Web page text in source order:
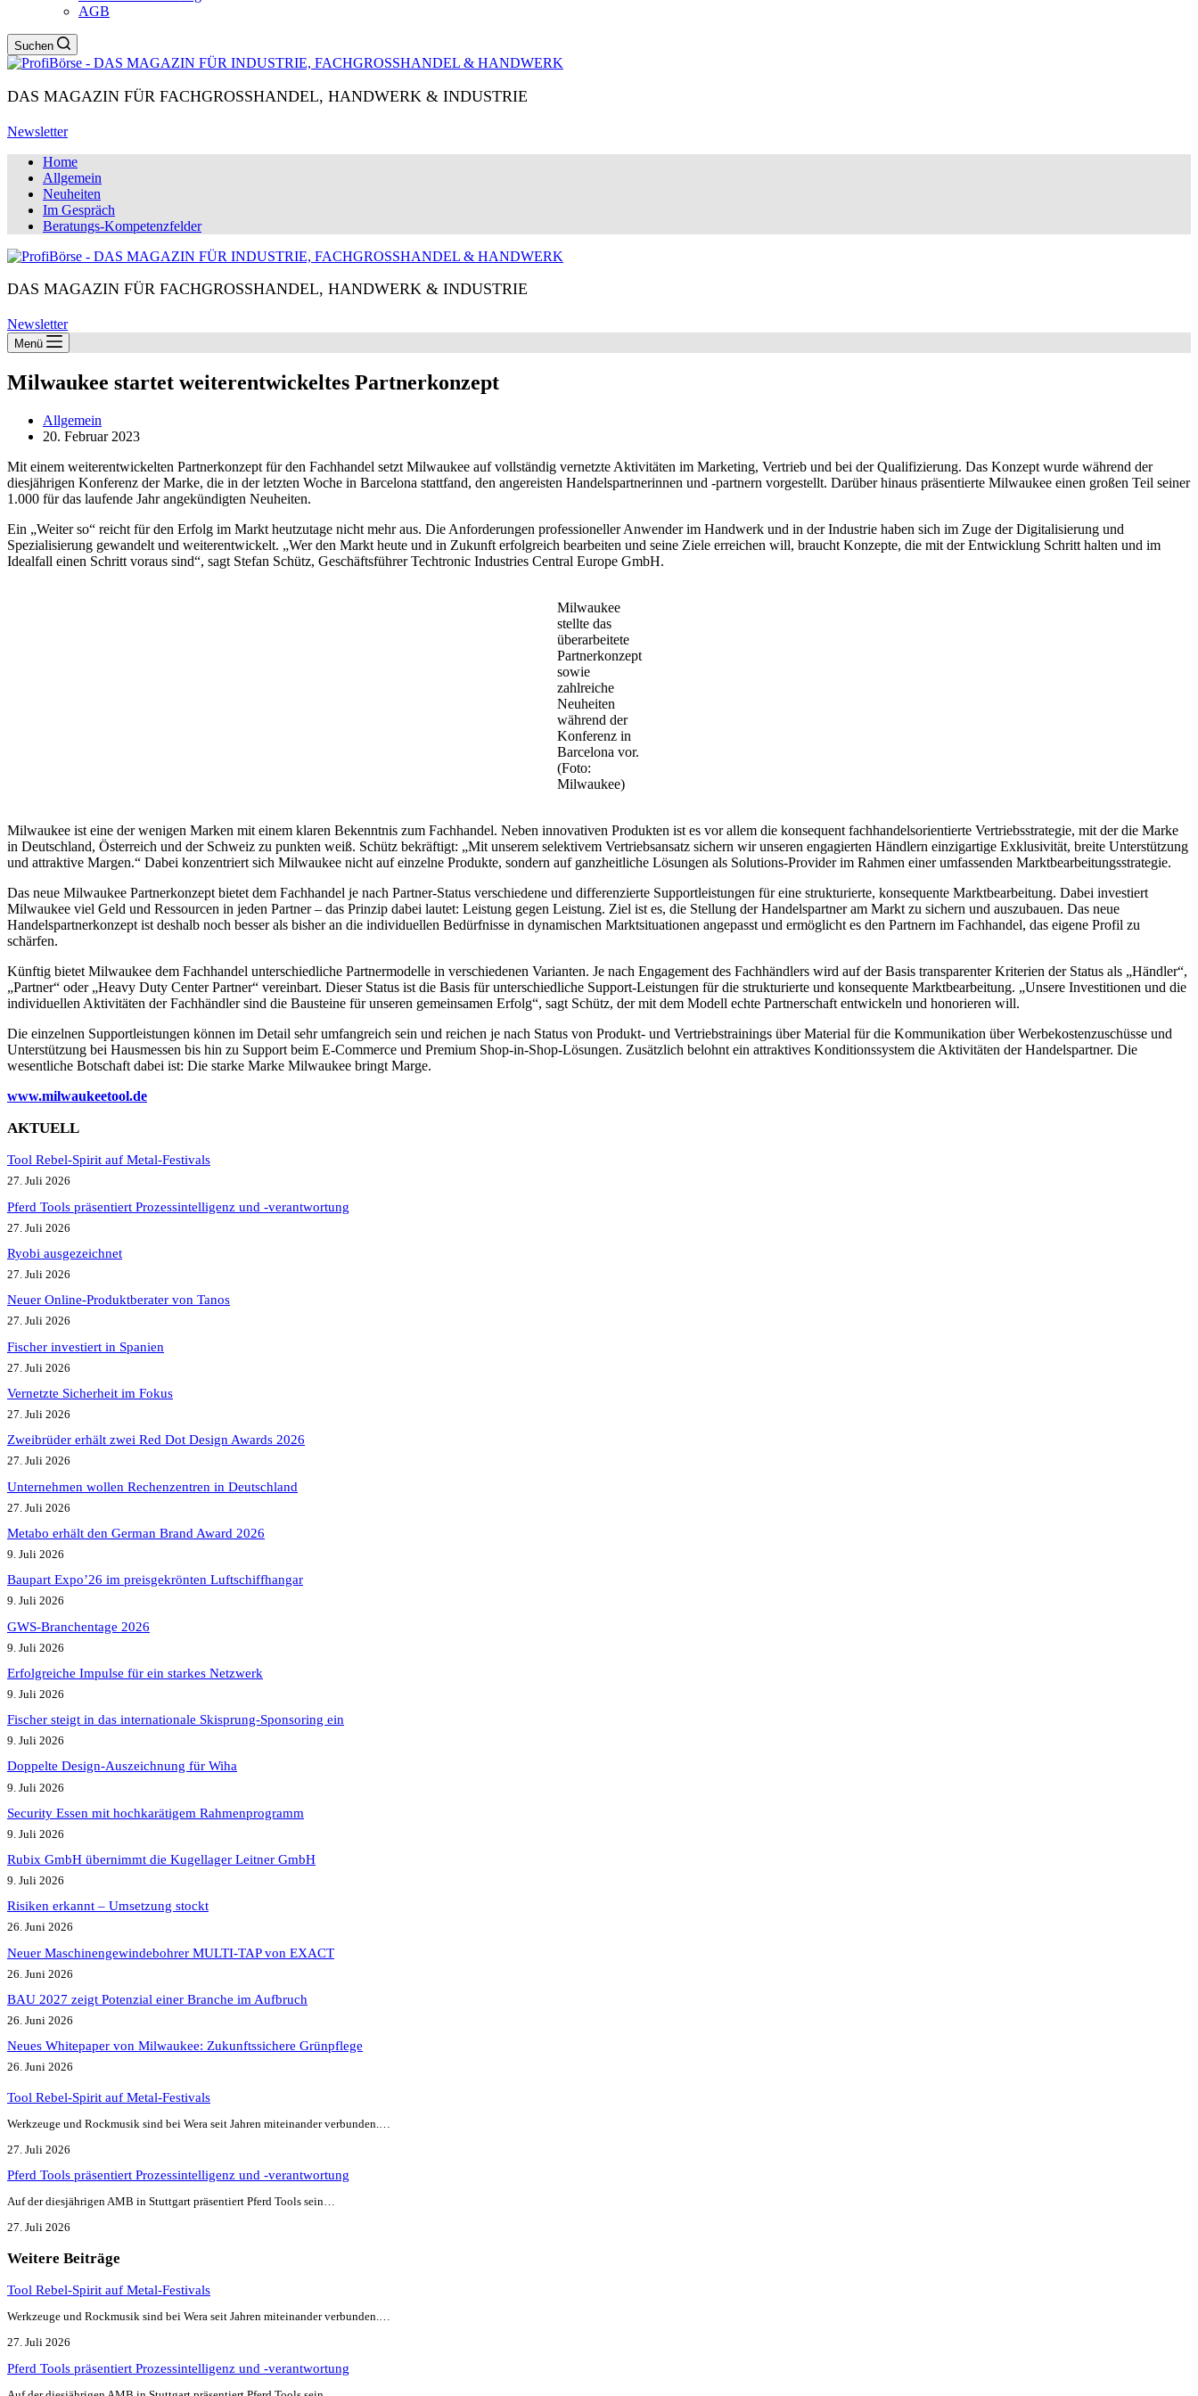
AGB
Suchen
DAS MAGAZIN FÜR FACHGROSSHANDEL, HANDWERK & INDUSTRIE
Newsletter
Home
Allgemein
Neuheiten
Im Gespräch
Beratungs-Kompetenzfelder
DAS MAGAZIN FÜR FACHGROSSHANDEL, HANDWERK & INDUSTRIE
Newsletter
Menü
Milwaukee startet weiterentwickeltes Partnerkonzept
Allgemein
20. Februar 2023
Mit einem weiterentwickelten Partnerkonzept für den Fachhandel setzt Milwaukee auf vollständig vernetzte Aktivitäten im Marketing, Vertrieb und bei der Qualifizierung. Das Konzept wurde während der
diesjährigen Konferenz der Marke, die in der letzten Woche in Barcelona stattfand, den angereisten Handelspartnerinnen und -partnern vorgestellt. Darüber hinaus präsentierte Milwaukee einen großen Teil seiner
1.000 für das laufende Jahr angekündigten Neuheiten.
Ein „Weiter so“ reicht für den Erfolg im Markt heutzutage nicht mehr aus. Die Anforderungen professioneller Anwender im Handwerk und in der Industrie haben sich im Zuge der Digitalisierung und
Spezialisierung gewandelt und weiterentwickelt. „Wer den Markt heute und in Zukunft erfolgreich bearbeiten und seine Ziele erreichen will, braucht Konzepte, die mit der Entwicklung Schritt halten und im
Idealfall einen Schritt voraus sind“, sagt Stefan Schütz, Geschäftsführer Techtronic Industries Central Europe GmbH.
Milwaukee
stellte das
überarbeitete
Partnerkonzept
sowie
zahlreiche
Neuheiten
während der
Konferenz in
Barcelona vor.
(Foto:
Milwaukee)
Milwaukee ist eine der wenigen Marken mit einem klaren Bekenntnis zum Fachhandel. Neben innovativen Produkten ist es vor allem die konsequent fachhandelsorientierte Vertriebsstrategie, mit der die Marke
in Deutschland, Österreich und der Schweiz zu punkten weiß. Schütz bekräftigt: „Mit unserem selektivem Vertriebsansatz sichern wir unseren engagierten Händlern einzigartige Exklusivität, breite Unterstützung
und attraktive Margen.“ Dabei konzentriert sich Milwaukee nicht auf einzelne Produkte, sondern auf ganzheitliche Lösungen als Solutions-Provider im Rahmen einer umfassenden Marktbearbeitungsstrategie.
Das neue Milwaukee Partnerkonzept bietet dem Fachhandel je nach Partner-Status verschiedene und differenzierte Supportleistungen für eine strukturierte, konsequente Marktbearbeitung. Dabei investiert
Milwaukee viel Geld und Ressourcen in jeden Partner – das Prinzip dabei lautet: Leistung gegen Leistung. Ziel ist es, die Stellung der Handelspartner am Markt zu sichern und auszubauen. Das neue
Handelspartnerkonzept ist deshalb noch besser als bisher an die individuellen Bedürfnisse in dynamischen Marktsituationen angepasst und ermöglicht es den Partnern im Fachhandel, das eigene Profil zu
schärfen.
Künftig bietet Milwaukee dem Fachhandel unterschiedliche Partnermodelle in verschiedenen Varianten. Je nach Engagement des Fachhändlers wird auf der Basis transparenter Kriterien der Status als „Händler“,
„Partner“ oder „Heavy Duty Center Partner“ vereinbart. Dieser Status ist die Basis für unterschiedliche Support-Leistungen für die strukturierte und konsequente Marktbearbeitung. „Unsere Investitionen und die
individuellen Aktivitäten der Fachhändler sind die Bausteine für unseren gemeinsamen Erfolg“, sagt Schütz, der mit dem Modell echte Partnerschaft entwickeln und honorieren will.
Die einzelnen Supportleistungen können im Detail sehr umfangreich sein und reichen je nach Status von Produkt- und Vertriebstrainings über Material für die Kommunikation über Werbekostenzuschüsse und
Unterstützung bei Hausmessen bis hin zu Support beim E-Commerce und Premium Shop-in-Shop-Lösungen. Zusätzlich belohnt ein attraktives Konditionssystem die Aktivitäten der Handelspartner. Die
wesentliche Botschaft dabei ist: Die starke Marke Milwaukee bringt Marge.
www.milwaukeetool.de
AKTUELL
Tool Rebel-Spirit auf Metal-Festivals
27. Juli 2026
Pferd Tools präsentiert Prozessintelligenz und -verantwortung
27. Juli 2026
Ryobi ausgezeichnet
27. Juli 2026
Neuer Online-Produktberater von Tanos
27. Juli 2026
Fischer investiert in Spanien
27. Juli 2026
Vernetzte Sicherheit im Fokus
27. Juli 2026
Zweibrüder erhält zwei Red Dot Design Awards 2026
27. Juli 2026
Unternehmen wollen Rechenzentren in Deutschland
27. Juli 2026
Metabo erhält den German Brand Award 2026
9. Juli 2026
Baupart Expo’26 im preisgekrönten Luftschiffhangar
9. Juli 2026
GWS-Branchentage 2026
9. Juli 2026
Erfolgreiche Impulse für ein starkes Netzwerk
9. Juli 2026
Fischer steigt in das internationale Skisprung-Sponsoring ein
9. Juli 2026
Doppelte Design-Auszeichnung für Wiha
9. Juli 2026
Security Essen mit hochkarätigem Rahmenprogramm
9. Juli 2026
Rubix GmbH übernimmt die Kugellager Leitner GmbH
9. Juli 2026
Risiken erkannt – Umsetzung stockt
26. Juni 2026
Neuer Maschinengewindebohrer MULTI-TAP von EXACT
26. Juni 2026
BAU 2027 zeigt Potenzial einer Branche im Aufbruch​
26. Juni 2026
Neues Whitepaper von Milwaukee: Zukunftssichere Grünpflege
26. Juni 2026
Tool Rebel-Spirit auf Metal-Festivals
Werkzeuge und Rockmusik sind bei Wera seit Jahren miteinander verbunden.…
27. Juli 2026
Pferd Tools präsentiert Prozessintelligenz und -verantwortung
Auf der diesjährigen AMB in Stuttgart präsentiert Pferd Tools sein…
27. Juli 2026
Weitere Beiträge
Tool Rebel-Spirit auf Metal-Festivals
Werkzeuge und Rockmusik sind bei Wera seit Jahren miteinander verbunden.…
27. Juli 2026
Pferd Tools präsentiert Prozessintelligenz und -verantwortung